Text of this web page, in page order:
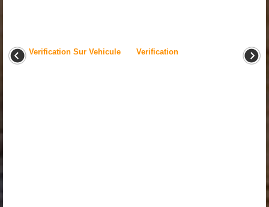
Verification Sur Vehicule Verification